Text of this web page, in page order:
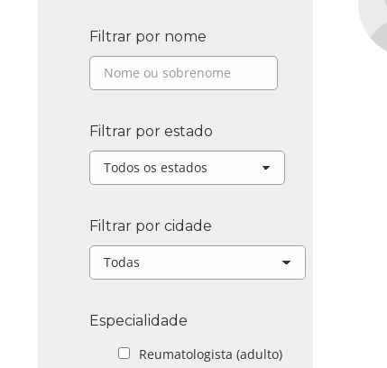
Filtrar por nome
Filtrar por estado
Filtrar por cidade
Especialidade
Reumatologista (adulto)